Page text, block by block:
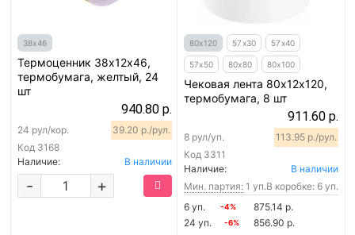
38х46
Термоценник 38х12х46,
термобумага, желтый, 24
шт
940.80 р.
Код 3168
24 рул/кор. 39.20 р./рул.
Наличие: В наличии
+
-
80х120 57х30 57х40
57х50 80х80 80х100
Чековая лента 80х12х120,
термобумага, 8 шт
911.60 р.
Код 3311
8 рул/уп. 113.95 р./рул.
Наличие:
В наличии
Мин. партия: 1 уп.В коробке: 6 уп.
6 уп.
-4%
875.14 р.
24 уп.
-6%
856.90 р.